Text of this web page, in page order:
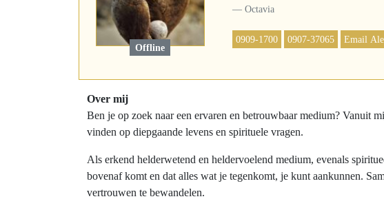
Offline
Octavia
0909-1700 0907-37065 Email
Over mij
Ben je op zoek naar een ervaren en betrouwbaar medium? Vanuit
vinden op diepgaande levens en spirituele vragen.
Als erkend helderwetend en heldervoelend medium, evenals
bovenaf komt en dat alles wat je tegenkomt, je kunt aankunnen.
vertrouwen te bewandelen.